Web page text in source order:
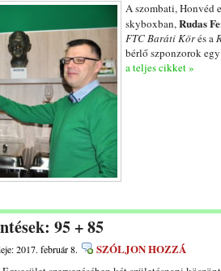
A szombati, Honvéd
skyboxban,Rudas
FTC Baráti Körés a
bérlő szponzorok
a teljes cikket »
95 + 85
2017. február 8. SZÓLJON HOZZÁ